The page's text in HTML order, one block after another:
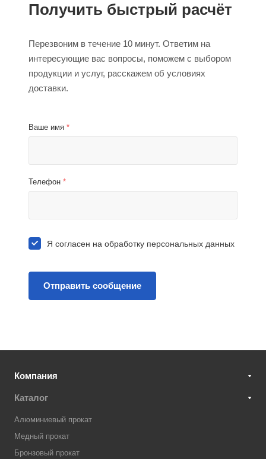
Получить быстрый расчёт
Перезвоним в течение 10 минут. Ответим на
интересующие вас вопросы, поможем с выбором
продукции и услуг, расскажем об условиях
доставки.
Ваше имя *
Телефон *
Я согласен на обработку персональных данных
Компания
Каталог
Алюминиевый прокат
Медный прокат
Бронзовый прокат